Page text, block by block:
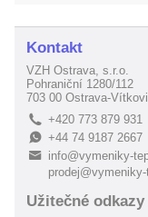
Kontakt
VZH Ostrava, s.r.o.
Pohraniční 1280/112
703 00 Ostrava-
L +420 773 879 931
E+44 74 9187 2667
B
info@vymeniky-
Užitečné odkazy